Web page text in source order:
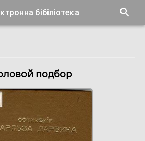
бібіліотека
подбор